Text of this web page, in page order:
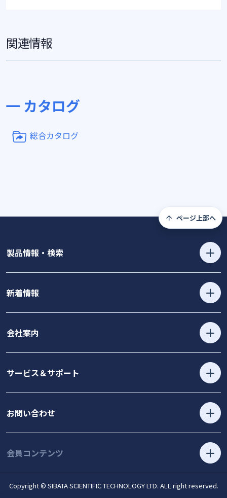
関連情報
カタログ
総合カタログ
ページ上部へ
製品情報・検索
新着情報
会社案内
サービス＆サポート
お問い合わせ
会員コンテンツ
Copyright © SIBATA SCIENTIFIC TECHNOLOGY LTD. ALL right reserved.